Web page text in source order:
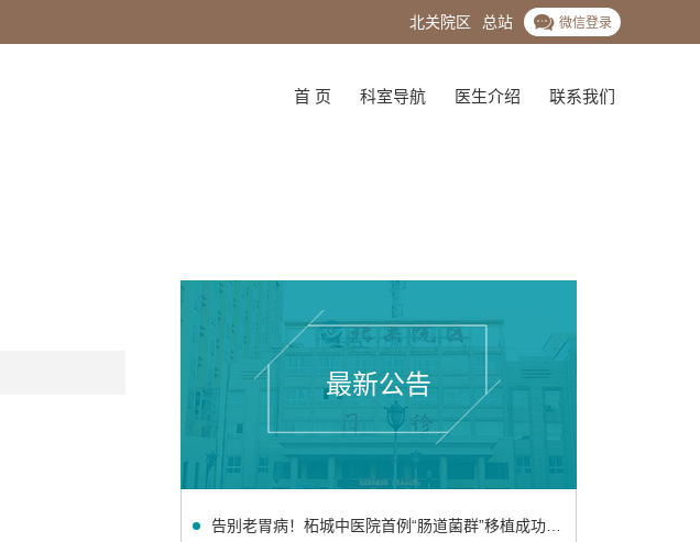
微信登录
总站
北关院区
首 页 科室导航 医生介绍 联系我们
最新公告